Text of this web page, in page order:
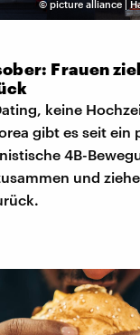
© picture alliance |
Frauen
keine
gibt es seit ein
4B-
und